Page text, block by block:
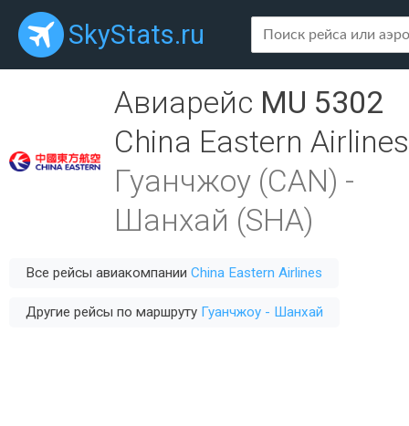
SkyStats.ru
Авиарейс MU 5302
China Eastern Airlines
Гуанчжоу (CAN) -
Шанхай (SHA)
Все рейсы авиакомпании China Eastern Airlines
Другие рейсы по маршруту Гуанчжоу - Шанхай